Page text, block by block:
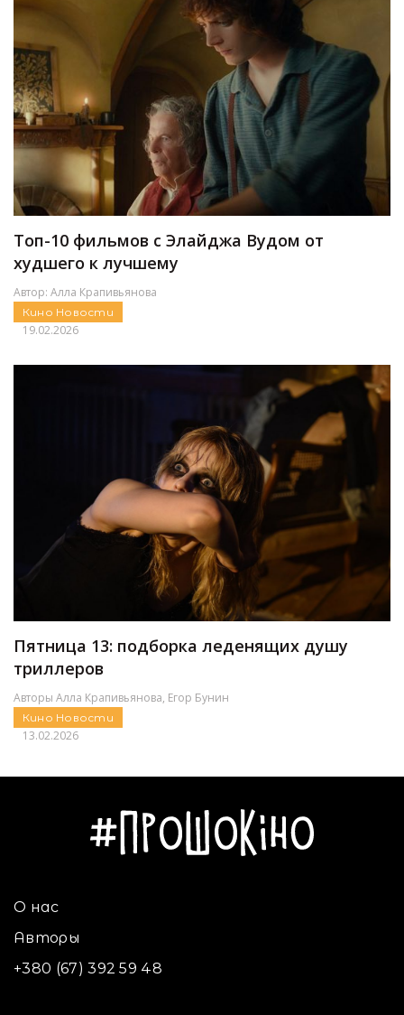
Топ-10 фильмов с Элайджа Вудом от
худшего к лучшему
Автор: Алла Крапивьянова
Кино Новости
19.02.2026
Пятница 13: подборка леденящих душу
триллеров
Авторы Алла Крапивьянова, Егор Бунин
Кино Новости
13.02.2026
О нас
Авторы
+380 (67) 392 59 48